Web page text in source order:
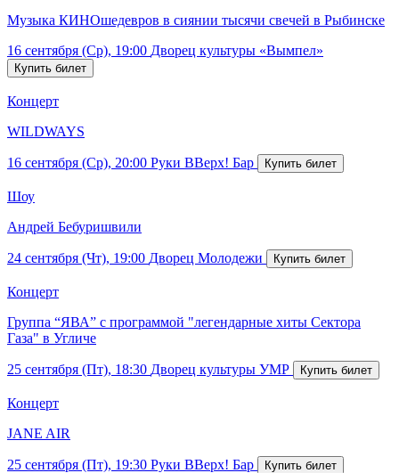
Музыка КИНОшедевров в сиянии тысячи свечей в Рыбинске
16 сентября (Ср), 19:00 Дворец культуры «Вымпел»
Концерт
WILDWAYS
16 сентября (Ср), 20:00 Руки ВВерх! Бар
Шоу
Андрей Бебуришвили
24 сентября (Чт), 19:00 Дворец Молодежи
Концерт
Группа “ЯВА” с программой "легендарные хиты Сектора
Газа" в Угличе
25 сентября (Пт), 18:30 Дворец культуры УМР
Концерт
JANE AIR
25 сентября (Пт), 19:30 Руки ВВерх! Бар